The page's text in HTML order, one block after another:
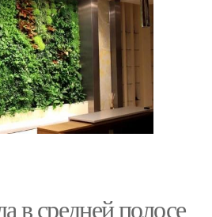
в средней полосе